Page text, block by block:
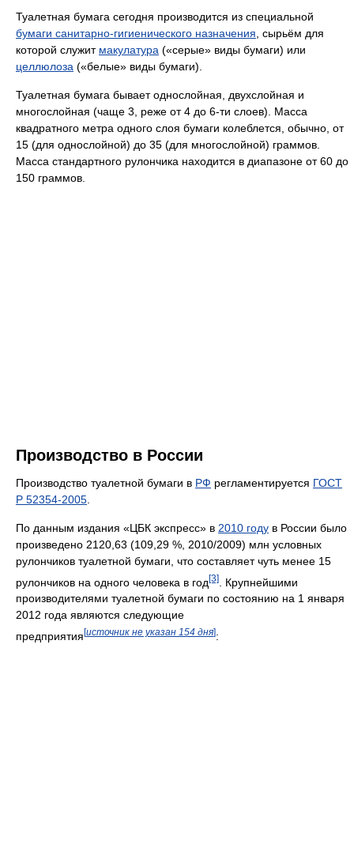
Туалетная бумага сегодня производится из специальной
бумаги санитарно-гигиенического назначения , сырьём для
которой служит макулатура («серые» виды бумаги) или
целлюлоза («белые» виды бумаги).
Туалетная бумага бывает однослойная, двухслойная и
многослойная (чаще 3, реже от 4 до 6-ти слоев). Масса
квадратного метра одного слоя бумаги колеблется, обычно, от
15 (для однослойной) до 35 (для многослойной) граммов.
Масса стандартного рулончика находится в диапазоне от 60 до
150 граммов.
Производство в России
Производство туалетной бумаги в РФ регламентируется ГОСТ
Р 52354-2005
По данным издания «ЦБК экспресс» в 2010 году в России было
произведено 2120,63 (109,29 %, 2010/2009) млн условных
рулончиков туалетной бумаги, что составляет чуть менее 15
рулончиков на одного человека в год[3]
. Крупнейшими
производителями туалетной бумаги по состоянию на 1 января
2012 года являются следующие
предприятия [источник не указан 154 дня]: